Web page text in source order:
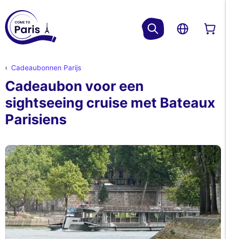
Cadeaubonnen Parijs
Cadeaubon voor een
sightseeing cruise met Bateaux
Parisiens